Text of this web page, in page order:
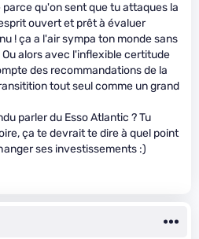
qu'on sent que tu attaques la
ouvert et prêt à évaluer
! ça a l'air sympa ton monde sans
alors avec l'inflexible certitude
des recommandations de la
tout seul comme un grand
parler du Esso Atlantic ? Tu
ça te devrait te dire à quel point
ses investissements :)